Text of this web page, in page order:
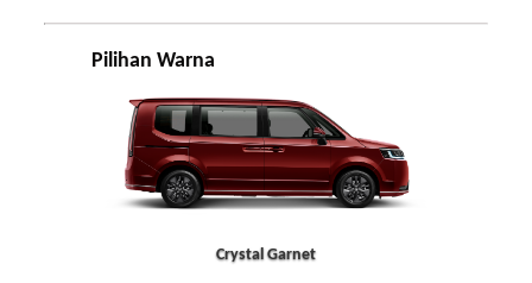
Pilihan Warna
Crystal Garnet